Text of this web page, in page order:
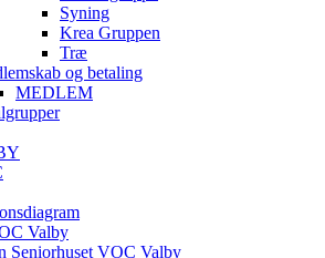
Syning
Krea Gruppen
Træ
og betaling
MEDLEM
Valby
Seniorhuset VOC Valby